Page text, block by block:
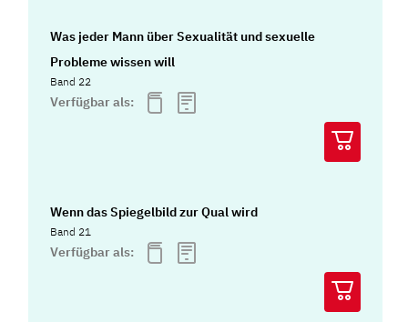
Was jeder Mann über Sexualität und sexuelle
Probleme wissen will
Band 22
Verfügbar als:
Wenn das Spiegelbild zur Qual wird
Band 21
Verfügbar als: